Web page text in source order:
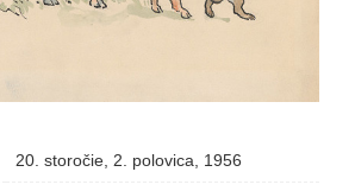
20. storočie, 2. polovica, 1956